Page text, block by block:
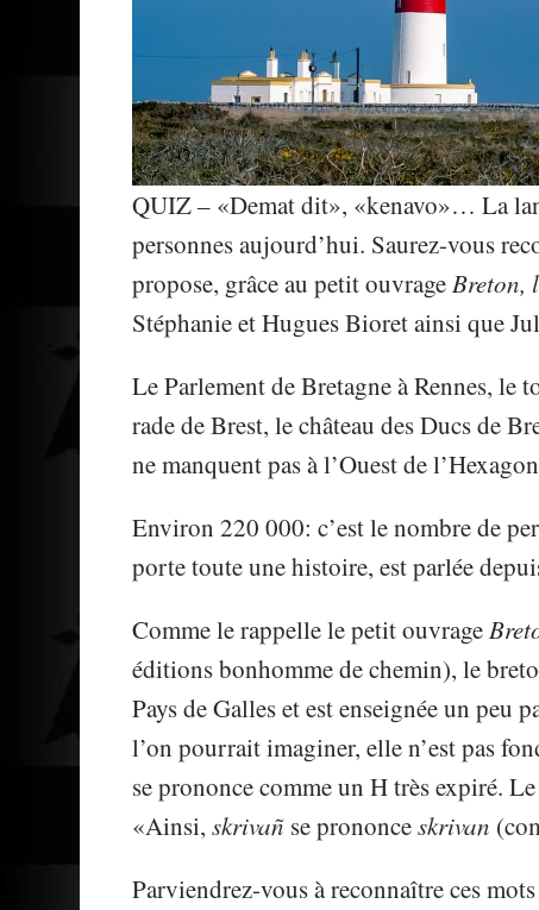
QUIZ – «Demat dit», «kenavo»… La
personnes aujourd’hui. Saurez-vous
propose, grâce au petit ouvrageBreton,
Stéphanie et Hugues Bioret ainsi que
Le Parlement de Bretagne à Rennes, le
rade de Brest, le château des Ducs de
ne manquent pas à l’Ouest de
Environ 220 000: c’est le nombre de
porte toute une histoire, est parlée
Comme le rappelle le petit ouvrage
éditions bonhomme de chemin), le
Pays de Galles et est enseignée un peu
l’on pourrait imaginer, elle n’est pas
se prononce comme un H très expiré.
«Ainsi,skrivañ se prononceskrivan
Parviendrez-vous à reconnaître ces